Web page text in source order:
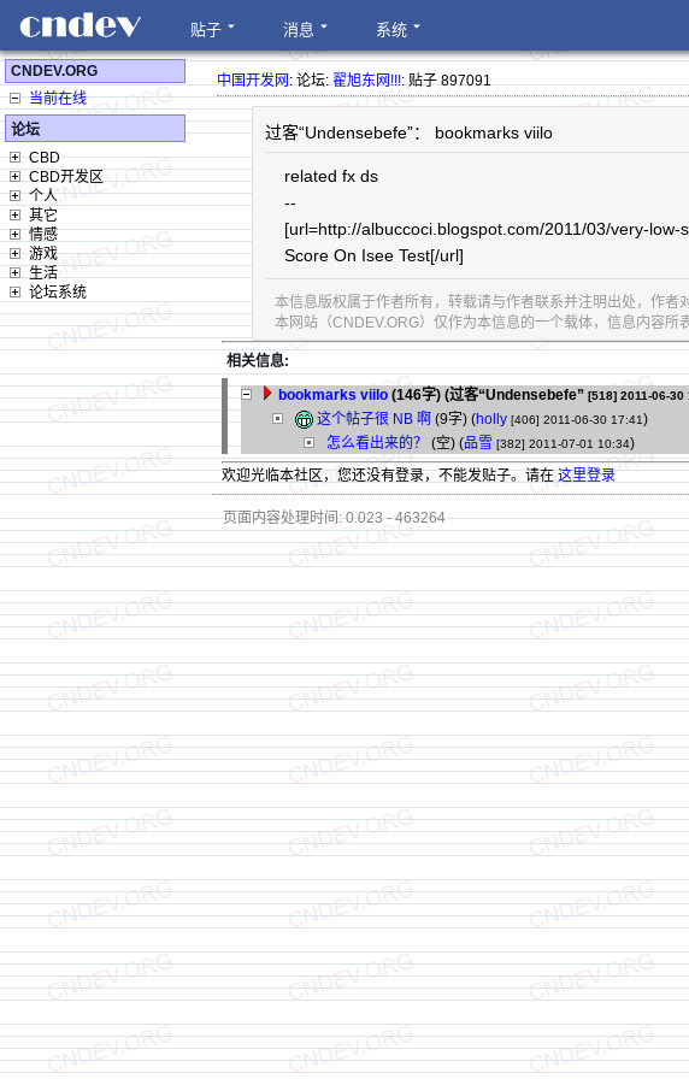
贴子 消息 系统
CNDEV.ORG
当前在线
论坛
CBD
CBD开发区
个人
其它
情感
游戏
生活
论坛系统
中国开发网: 论坛:翟旭东网!!!: 贴子 897091
过客“Undensebefe”： bookmarks viilo
related fx ds
--
[url=http://albuccoci.blogspot.com/2011/03/very-
Score On Isee Test[/url]
本信息版权属于作者所有，转载请与作者联系并注明出处，作者
本网站（CNDEV.ORG）仅作为本信息的一个载体，信息内容所
相关信息:
bookmarks viilo (146字) (过客“Undensebefe” [518] 2011-06-30
这个帖子很 NB 啊 (9字) (holly [406] 2011-06-30 17:41)
怎么看出来的？
(空) (品雪 [382] 2011-07-01 10:34)
欢迎光临本社区，您还没有登录，不能发贴子。请在这里登录
页面内容处理时间: 0.023 - 463264